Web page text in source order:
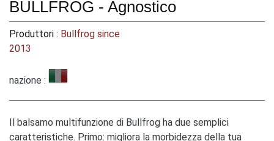
BULLFROG - Agnostico
Produttori : Bullfrog since
2013
nazione :
Il balsamo multifunzione di Bullfrog ha due semplici
caratteristiche. Primo: migliora la morbidezza della tua